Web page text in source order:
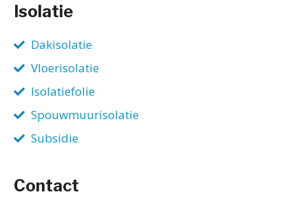
Isolatie
Dakisolatie
Vloerisolatie
Isolatiefolie
Spouwmuurisolatie
Subsidie
Contact